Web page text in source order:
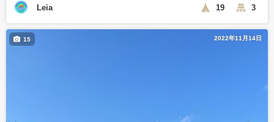
Leia 19 3
2022年11月14日
15